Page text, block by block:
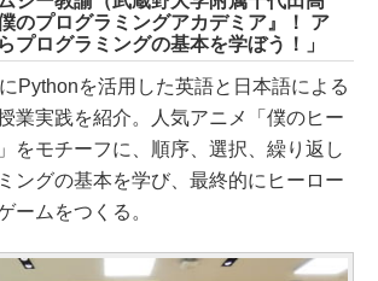
のプログラミングアカデミア』！ ア
プログラミングの基本を学ぼう！」
Pythonを活用した英語と日本語による
業実践を紹介。人気アニメ「僕のヒー
をモチーフに、順序、選択、繰り返し
ングの基本を学び、最終的にヒーロー
ームをつくる。